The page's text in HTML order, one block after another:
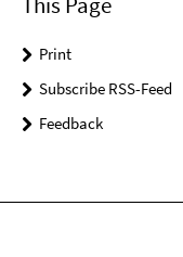
Print
Subscribe RSS-Feed
Feedback